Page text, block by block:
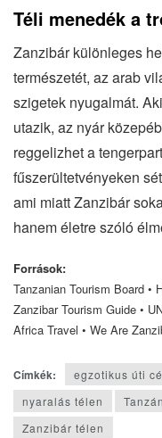
Téli menedék a
Zanzibár különleges
természetét, az arab
szigetek nyugalmát.
utazik, az nyár
reggelizhet a
fűszerültetvényeken
ami miatt Zanzibár
hanem életre szóló
Források:
Tanzanian Tourism Board •
Zanzibar Tourism Guide •
Africa Travel • We Are
Címkék: egzotikus úti
nyaralás télen
Zanzibár télen